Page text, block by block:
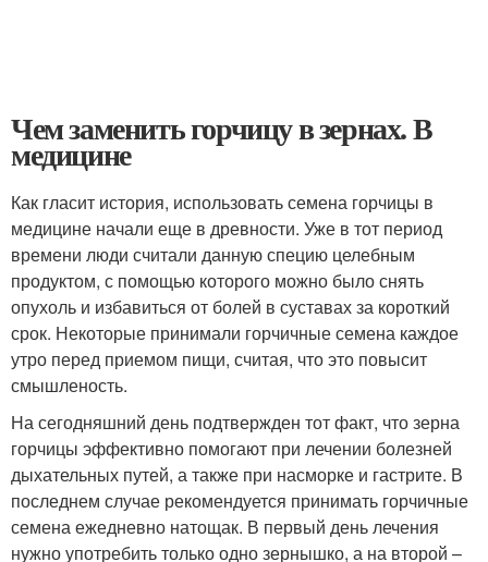
Чем заменить горчицу в зернах. В
медицине
Как гласит история, использовать семена горчицы в
медицине начали еще в древности. Уже в тот период
времени люди считали данную специю целебным
продуктом, с помощью которого можно было снять
опухоль и избавиться от болей в суставах за короткий
срок. Некоторые принимали горчичные семена каждое
утро перед приемом пищи, считая, что это повысит
смышленость.
На сегодняшний день подтвержден тот факт, что зерна
горчицы эффективно помогают при лечении болезней
дыхательных путей, а также при насморке и гастрите. В
последнем случае рекомендуется принимать горчичные
семена ежедневно натощак. В первый день лечения
нужно употребить только одно зернышко, а на второй –